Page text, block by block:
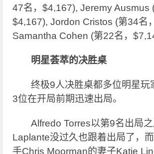
47名，$4,167), Jeremy Ausmus (
$4,167), Jordon Cristos (第34名
Samantha Cohen (第22名，
明星荟萃的决胜桌
终极9人决胜桌都多位明星玩
3位在开局前期迅速出局。
Alfredo Torres以第9名出局
Laplante没过久也跟着出局了，
手Chris Moorman的妻子Katie